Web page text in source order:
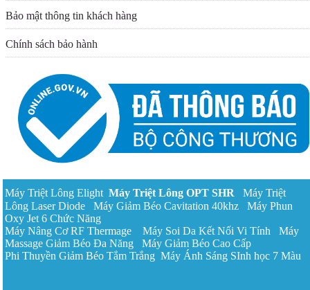
Bảo mật thông tin khách hàng
Chính sách bảo hành
Máy Triệt Lông Elight Máy Triệt Lông OPTSHR
Máy Triệt
Lông Laser Diode
Máy Giảm Béo Cavitation 40khz
Máy Phun
Oxy Jet 6 Chức Năng
Máy Nâng Cơ RF Thermage
Máy Soi Da Kết Nối Vi Tính
Máy
Massage Giảm Béo Đa Năng
Máy Giảm Béo Cao Cấp
Phi Thuyền Giảm Béo Tắm Trắng Máy Ánh Sáng SInh học 7 Màu